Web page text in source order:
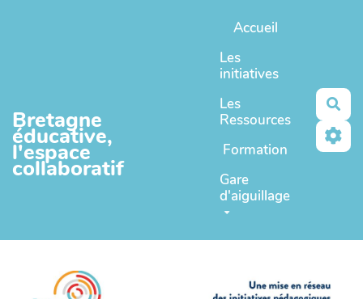
Bretagne
éducative,
l'espace
collaboratif
Accueil
Les
initiatives
Les
Ressources
Formation
Gare
d'aiguillage